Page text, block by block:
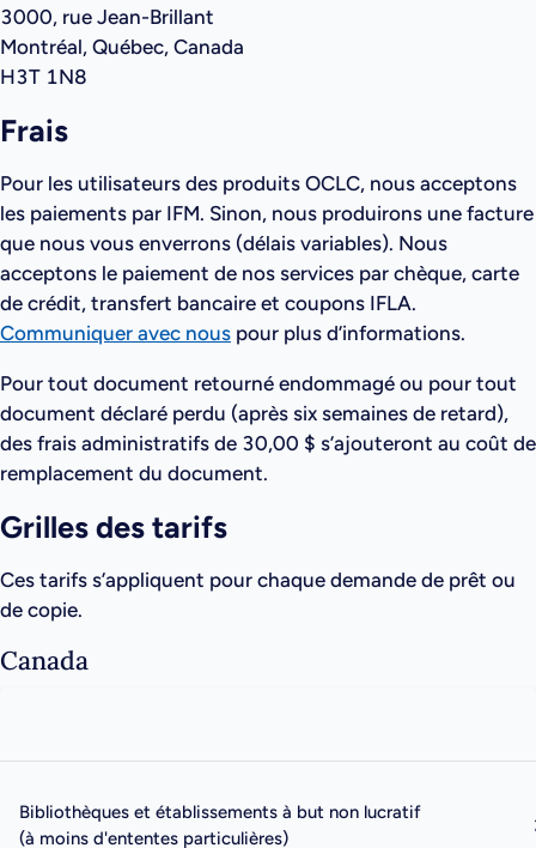
3000, rue Jean-Brillant
Montréal, Québec, Canada
H3T 1N8
Frais
Pour les utilisateurs des produits OCLC, nous acceptons
les paiements par IFM. Sinon, nous produirons une facture
que nous vous enverrons (délais variables). Nous
acceptons le paiement de nos services par chèque, carte
de crédit, transfert bancaire et coupons IFLA.
Communiquer avec nous pour plus d’informations.
Pour tout document retourné endommagé ou pour tout
document déclaré perdu (après six semaines de retard),
des frais administratifs de 30,00 $ s’ajouteront au coût de
remplacement du document.
Grilles des tarifs
Ces tarifs s’appliquent pour chaque demande de prêt ou
de copie.
Canada
Bibliothèques et établissements à but non lucratif
(à moins d'ententes particulières)